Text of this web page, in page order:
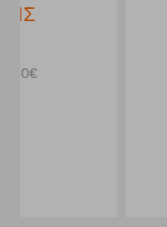
ΧΩΡΟΣ
Μπροστά